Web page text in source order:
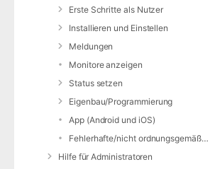
Erste Schritte als Nutzer
Installieren und Einstellen
Meldungen
Monitore anzeigen
Status setzen
Eigenbau/Programmierung
App (Android und iOS)
Fehlerhafte/nicht ordnungsgemäße Alarmierung
Hilfe für Administratoren